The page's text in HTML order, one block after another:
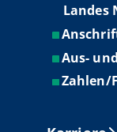
Landes
Aus-
Zahlen/